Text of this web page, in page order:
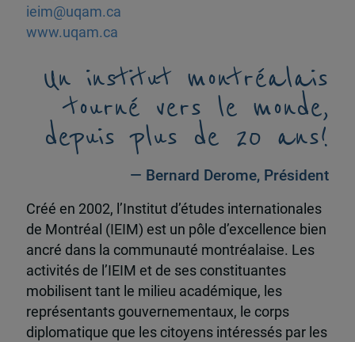
ieim@uqam.ca
www.uqam.ca
Un institut montréalais
tourné vers le monde,
depuis plus de 20 ans!
— Bernard Derome, Président
Créé en 2002, l’Institut d’études internationales
de Montréal (IEIM) est un pôle d’excellence bien
ancré dans la communauté montréalaise. Les
activités de l’IEIM et de ses constituantes
mobilisent tant le milieu académique, les
représentants gouvernementaux, le corps
diplomatique que les citoyens intéressés par les